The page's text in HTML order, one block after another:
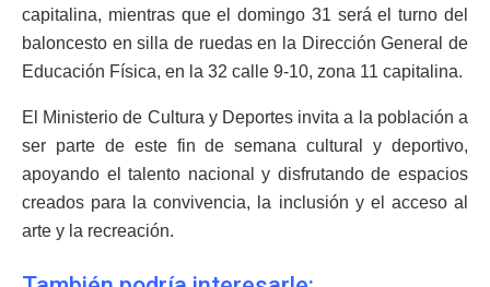
capitalina, mientras que el domingo 31 será el turno del
baloncesto en silla de ruedas en la Dirección General de
Educación Física, en la 32 calle 9-10, zona 11 capitalina.
El Ministerio de Cultura y Deportes invita a la población a
ser parte de este fin de semana cultural y deportivo,
apoyando el talento nacional y disfrutando de espacios
creados para la convivencia, la inclusión y el acceso al
arte y la recreación.